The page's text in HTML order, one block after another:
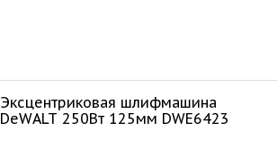
Эксцентриковая шлифмашина
DeWALT 250Вт 125мм DWE6423